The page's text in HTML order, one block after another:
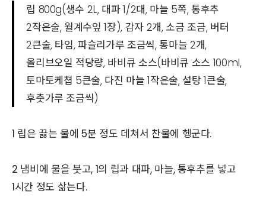
립 800g(생수 2L, 대파 1/2대, 마늘 5쪽, 통후추
2작은술, 월계수잎 1장), 감자 2개, 소금 조금, 버터
2큰술, 타임, 파슬리가루 조금씩, 통마늘 2개,
올리브오일 적당량, 바비큐 소스(바비큐 소스 100ml,
토마토케쳡 5큰술, 다진 마늘 1작은술, 설탕 1큰술,
후춧가루 조금씩)
1 립은 끓는 물에 5분 정도 데쳐서 찬물에 헹군다.
2 냄비에 물을 붓고, 1의 립과 대파, 마늘, 통후추를 넣고
1시간 정도 삶는다.